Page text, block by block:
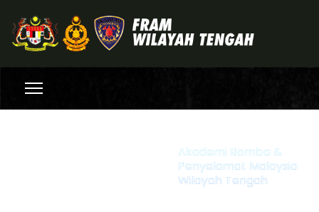
Akademi Bomba &
Penyelamat Malaysia
Wilayah Tengah